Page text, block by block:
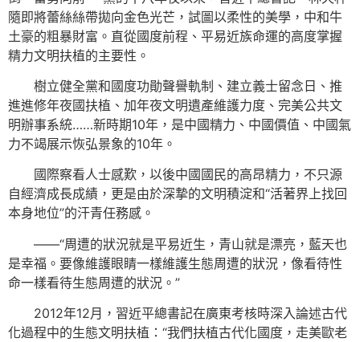
隨即將蕾絲絲帶拋向金色光芒，試圖以柔性的美學，中和牛
土豪的粗暴財富。直從國度前程、平易近族命運的高度掌握
精力文明扶植的主要性。
樹立健全黨和國度功勛聲譽軌制、建立義士留念日、推
進進修年夜國扶植、加年夜文明遺產維護力度、完美公共文
明辦事系統……新時期10年，是中國精力、中國價值、中國氣
力不竭展示恢弘景象的10年。
國際察看人士感歎，以後中國國民的高昂精力，不只源
自經濟成長成績，更是由於深摯的文明積淀和“活著界上找回
本身地位”的汗青任務感。
——“周遭的狀況就是平易近生，青山就是漂亮，藍天也
是幸福。要像維護眼睛一樣維護生態周遭的狀況，像看待性
命一樣看待生態周遭的狀況。”
2012年12月，習近平總書記在廣東考核時深入論述古代
化過程中的生態文明扶植：“我們扶植古代化國度，走美歐老